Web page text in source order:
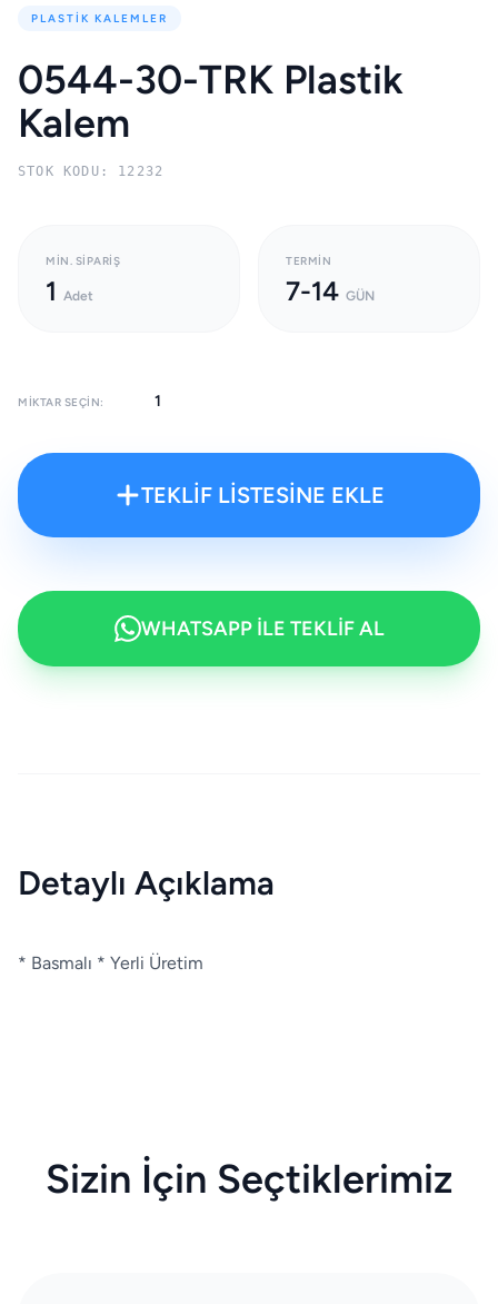
PLASTIK KALEMLER
0544-30-TRK Plastik
Kalem
STOK KODU: 12232
MIN. SIPARIŞ
1 Adet
TERMIN
7-14 GÜN
MIKTAR SEÇIN:
TEKLİF LİSTESİNE EKLE
WHATSAPP İLE TEKLİF AL
Detaylı Açıklama
* Basmalı * Yerli Üretim
Sizin İçin Seçtiklerimiz